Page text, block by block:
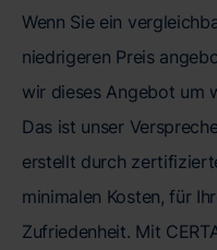
Wenn Sie ein
niedrigeren Preis
wir dieses Angebot um
Das ist unser
erstellt durch
minimalen Kosten, für
Zufriedenheit. Mit